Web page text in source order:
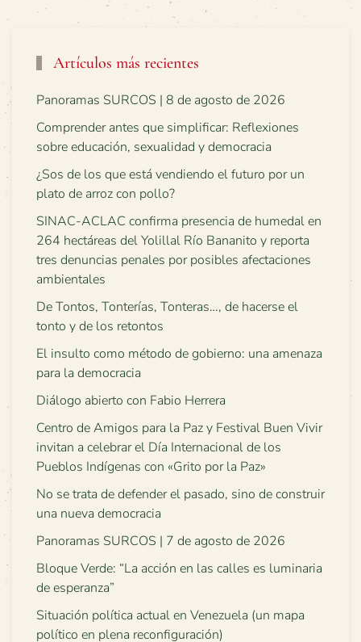
Artículos más recientes
Panoramas SURCOS | 8 de agosto de 2026
Comprender antes que simplificar: Reflexiones
sobre educación, sexualidad y democracia
¿Sos de los que está vendiendo el futuro por un
plato de arroz con pollo?
SINAC-ACLAC confirma presencia de humedal en
264 hectáreas del Yolillal Río Bananito y reporta
tres denuncias penales por posibles afectaciones
ambientales
De Tontos, Tonterías, Tonteras…, de hacerse el
tonto y de los retontos
El insulto como método de gobierno: una amenaza
para la democracia
Diálogo abierto con Fabio Herrera
Centro de Amigos para la Paz y Festival Buen Vivir
invitan a celebrar el Día Internacional de los
Pueblos Indígenas con «Grito por la Paz»
No se trata de defender el pasado, sino de construir
una nueva democracia
Panoramas SURCOS | 7 de agosto de 2026
Bloque Verde: “La acción en las calles es luminaria
de esperanza”
Situación política actual en Venezuela (un mapa
político en plena reconfiguración)